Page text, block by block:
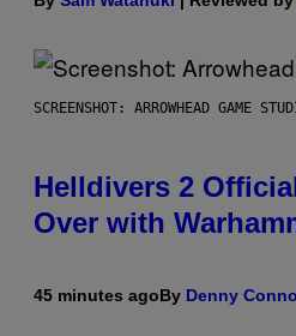
SCREENSHOT: ARROWHEAD GAME
Helldivers 2
Over with
45 minutes agoBy Denny